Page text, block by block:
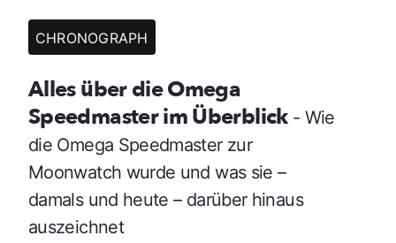
CHRONOGRAPH
Alles über die Omega
Speedmaster im Überblick - Wie
die Omega Speedmaster zur
Moonwatch wurde und was sie –
damals und heute – darüber hinaus
auszeichnet